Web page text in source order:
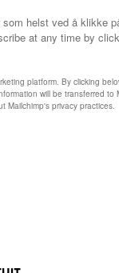
invitere
komponistene
viktige
rekke viktige
Claudio
Giulio Caccini,
fremragende,
levende av
presentasjon.
konserten,